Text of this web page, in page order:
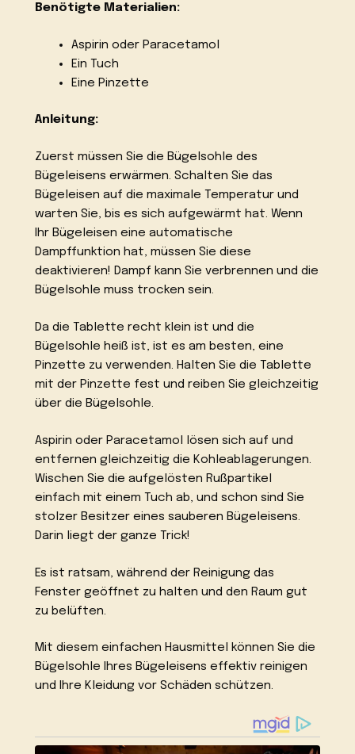
Benötigte Materialien:
Aspirin oder Paracetamol
Ein Tuch
Eine Pinzette
Anleitung:
Zuerst müssen Sie die Bügelsohle des
Bügeleisens erwärmen. Schalten Sie das
Bügeleisen auf die maximale Temperatur und
warten Sie, bis es sich aufgewärmt hat. Wenn
Ihr Bügeleisen eine automatische
Dampffunktion hat, müssen Sie diese
deaktivieren! Dampf kann Sie verbrennen und die
Bügelsohle muss trocken sein.
Da die Tablette recht klein ist und die
Bügelsohle heiß ist, ist es am besten, eine
Pinzette zu verwenden. Halten Sie die Tablette
mit der Pinzette fest und reiben Sie gleichzeitig
über die Bügelsohle.
Aspirin oder Paracetamol lösen sich auf und
entfernen gleichzeitig die Kohleablagerungen.
Wischen Sie die aufgelösten Rußpartikel
einfach mit einem Tuch ab, und schon sind Sie
stolzer Besitzer eines sauberen Bügeleisens.
Darin liegt der ganze Trick!
Es ist ratsam, während der Reinigung das
Fenster geöffnet zu halten und den Raum gut
zu belüften.
Mit diesem einfachen Hausmittel können Sie die
Bügelsohle Ihres Bügeleisens effektiv reinigen
und Ihre Kleidung vor Schäden schützen.